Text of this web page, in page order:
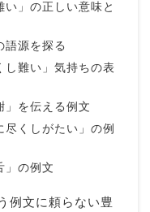
」の正しい意味と
語源を探る
し難い」気持ちの表
」を伝える例文
くしがたい」の例
」の例文
例文に頼らない豊